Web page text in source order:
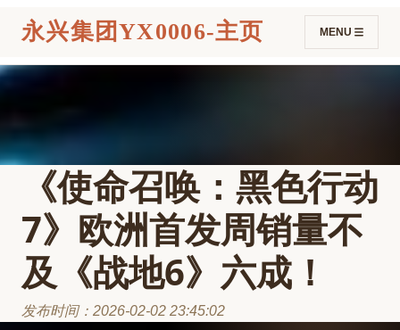
永兴集团YX0006-主页 MENU
《使命召唤：黑色行动
7》欧洲首发周销量不
及《战地6》六成！
发布时间：2026-02-02 23:45:02